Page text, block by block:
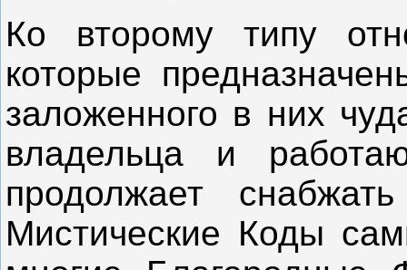
Ко второму типу
которые
заложенного в них
владельца и
продолжает
Мистические Коды